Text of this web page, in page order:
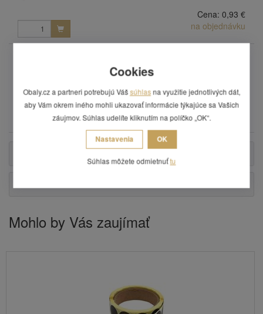
Cena: 0,93 €
na objednávku
Etikety Contact 25 x 16 mm - hranaté, biele,
36 roliek
Biele. 36 ks roličiek/kartón (1125 ks etiket).
Cena:33,48 €
na objednávku
Mohlo by Vás zaujímať
Cookies
Obaly.cz a partneri potrebujú Vášsúhlas na využitie jednotlivých dát,
aby Vám okrem iného mohli ukazovať informácie týkajúce sa Vašich
záujmov. Súhlas udelíte kliknutím na políčko „OK“.
Nastavenia OK
Súhlas môžete odmietnuťtu